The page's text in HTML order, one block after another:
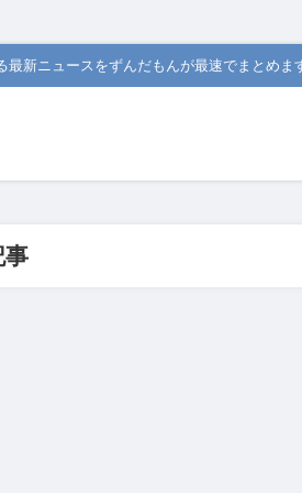
最新ニュースをずんだもんが最速でまとめま
事